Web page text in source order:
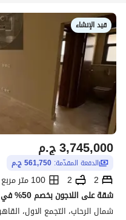
قيد الإنشاء
ج.م3,745,000
الدفعة المقدّمة: 561,750 ج.م
2
2
100 متر مربع
شمال الرحاب، التجمع الاول،